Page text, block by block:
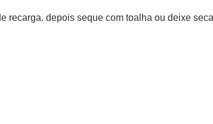
recarga. depois seque com toalha ou deixe